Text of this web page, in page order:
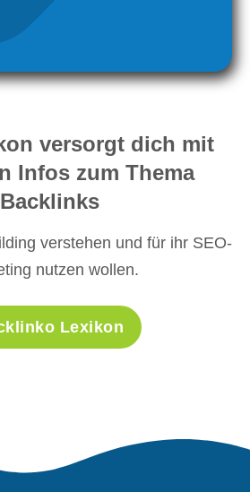
versorgt dich mit
Infos zum Thema
Backlinks
verstehen und für ihr SEO-
nutzen wollen.
Lexikon